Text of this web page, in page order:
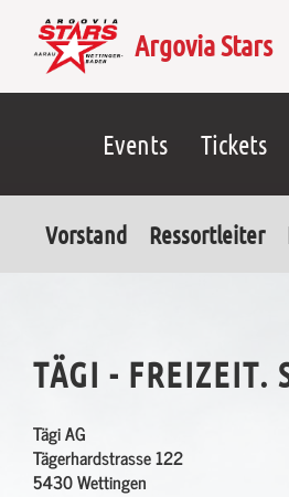
Argovia Stars
Events Tickets
Vorstand Ressortleiter
TÄGI - FREIZEIT.
Tägi AG
Tägerhardstrasse 122
5430 Wettingen